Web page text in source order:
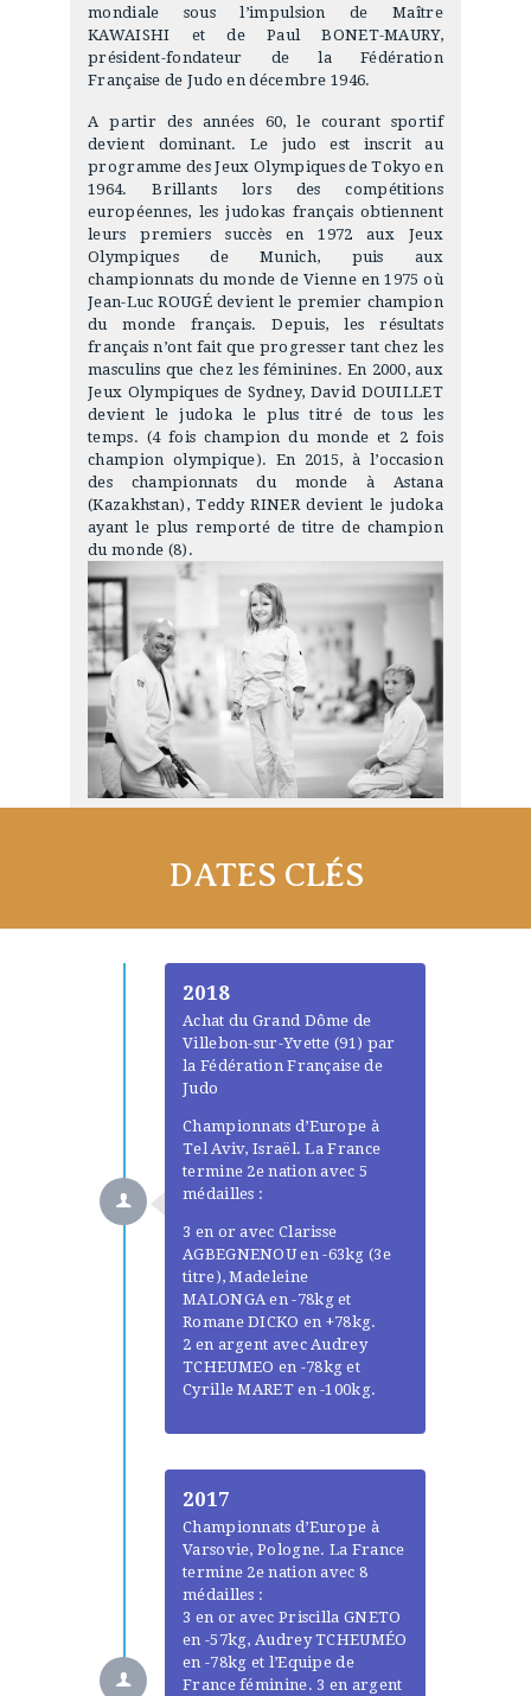
mondiale sous l’impulsion de Maître
KAWAISHI et de Paul BONET-MAURY,
président-fondateur de la Fédération
Française de Judo en décembre 1946.
A partir des années 60, le courant sportif
devient dominant. Le judo est inscrit au
programme des Jeux Olympiques de Tokyo en
1964. Brillants lors des compétitions
européennes, les judokas français obtiennent
leurs premiers succès en 1972 aux Jeux
Olympiques de Munich, puis aux
championnats du monde de Vienne en 1975 où
Jean-Luc ROUGÉ devient le premier champion
du monde français. Depuis, les résultats
français n’ont fait que progresser tant chez les
masculins que chez les féminines. En 2000, aux
Jeux Olympiques de Sydney, David DOUILLET
devient le judoka le plus titré de tous les
temps. (4 fois champion du monde et 2 fois
champion olympique). En 2015, à l’occasion
des championnats du monde à Astana
(Kazakhstan), Teddy RINER devient le judoka
ayant le plus remporté de titre de champion
du monde (8).
DATES CLÉS
2018
Achat du Grand Dôme de
Villebon-sur-Yvette (91) par
la Fédération Française de
Judo
Championnats d’Europe à
Tel Aviv, Israël. La France
termine 2e nation avec 5
médailles :
3 en or avec Clarisse
AGBEGNENOU en -63kg (3e
titre), Madeleine
MALONGA en -78kg et
Romane DICKO en +78kg.
2 en argent avec Audrey
TCHEUMEO en -78kg et
Cyrille MARET en -100kg.
2017
Championnats d’Europe à
Varsovie, Pologne. La France
termine 2e nation avec 8
médailles :
3 en or avec Priscilla GNETO
en -57kg, Audrey TCHEUMÉO
en -78kg et l’Equipe de
France féminine. 3 en argent